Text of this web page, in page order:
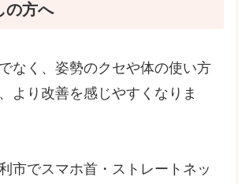
の方へ
なく、姿勢のクセや体の使い方
より改善を感じやすくなりま
市でスマホ首・ストレートネッ